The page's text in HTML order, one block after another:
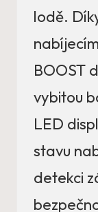
lodě.
BOOST
vybitou
LED
stavu
detekci